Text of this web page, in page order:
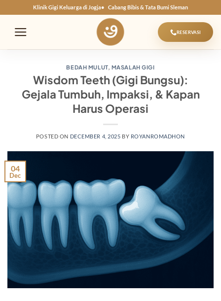
to
content
Klinik Gigi Keluarga di Jogja Cabang Bibis & Tata Bumi Sleman
RESERVASI
BEDAH MULUT, MASALAH GIGI
Wisdom Teeth (Gigi Bungsu):
Gejala Tumbuh, Impaksi, & Kapan
Harus Operasi
POSTED ON DECEMBER 4, 2025 BY ROYANROMADHON
04
Dec